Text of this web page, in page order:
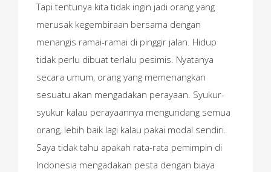
Tapi tentunya kita tidak ingin jadi orang yang
merusak kegembiraan bersama dengan
menangis ramai-ramai di pinggir jalan. Hidup
tidak perlu dibuat terlalu pesimis. Nyatanya
secara umum, orang yang memenangkan
sesuatu akan mengadakan perayaan. Syukur-
syukur kalau perayaannya mengundang semua
orang, lebih baik lagi kalau pakai modal sendiri.
Saya tidak tahu apakah rata-rata pemimpin di
Indonesia mengadakan pesta dengan biaya